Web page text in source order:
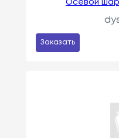
Осевой
Заказать